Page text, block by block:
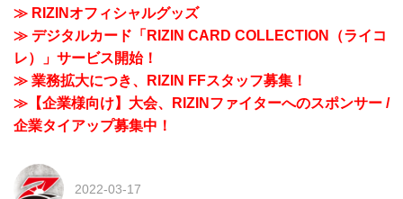
≫ RIZINオフィシャルグッズ
≫ デジタルカード「RIZIN CARD COLLECTION（ライコ
レ）」サービス開始！
≫ 業務拡大につき、RIZIN FFスタッフ募集！
≫【企業様向け】大会、RIZINファイターへのスポンサー /
企業タイアップ募集中！
2022-03-17